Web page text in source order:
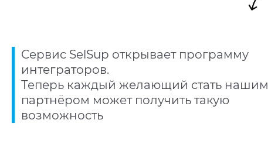
Сервис SelSup открывает программу
интеграторов.
Теперь каждый желающий стать нашим
партнёром может получить такую
возможность